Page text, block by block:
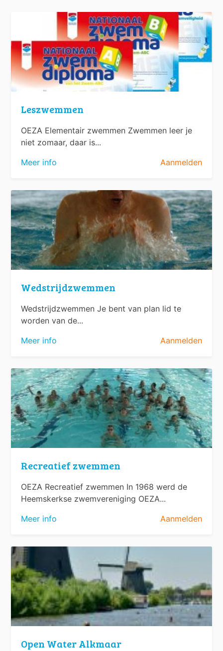
Leszwemmen
OEZA Elementair zwemmen Zwemmen leer je
niet zomaar, daar is...
Meer info
Aanmelden
Wedstrijdzwemmen
Wedstrijdzwemmen Je bent van plan lid te
worden van de...
Meer info
Aanmelden
Recreatief zwemmen
OEZA Recreatief zwemmen In 1968 werd de
Heemskerkse zwemvereniging OEZA...
Meer info
Aanmelden
Open Water Alkmaar